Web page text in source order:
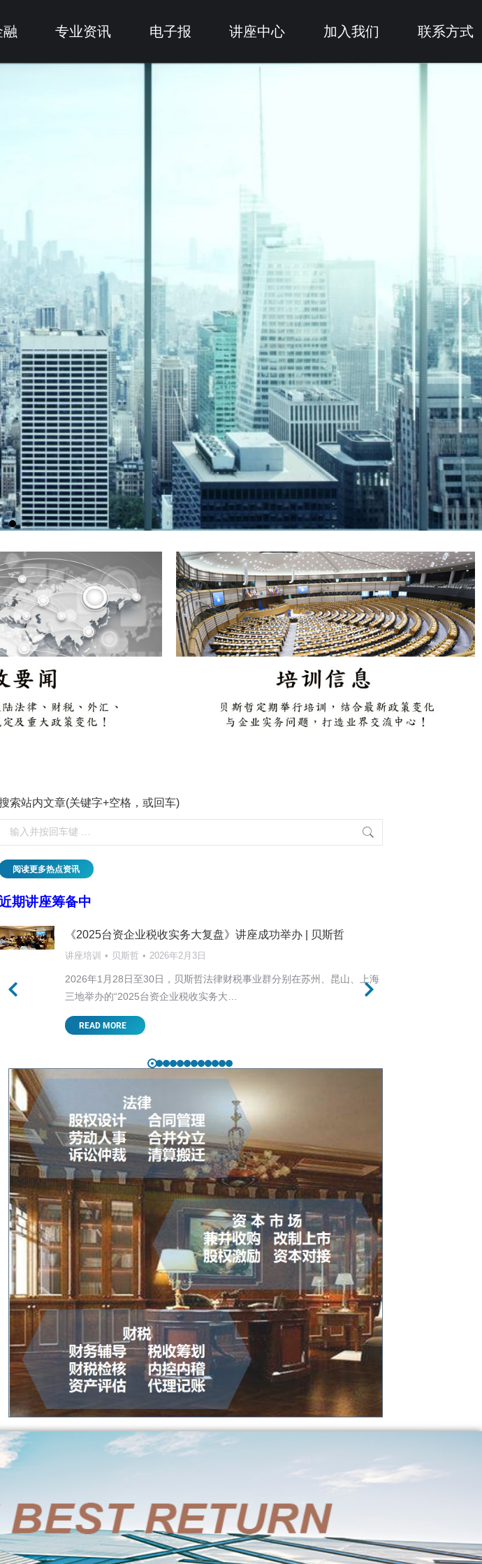
融 专业资讯 电子报 讲座中心 加入我们 联系方式
索站内文章(关键字+空格，或回车)
阅读更多热点资讯
期讲座筹备中
《2025台资企业税收实务大复盘》讲座成功举办 | 贝斯哲
讲座培训 贝斯哲 2026年2月3日
2026年1月28日至30日，贝斯哲法律财税事业群分别在苏州、昆山、上海
三地举办的“2025台资企业税收实务大…
READ MORE